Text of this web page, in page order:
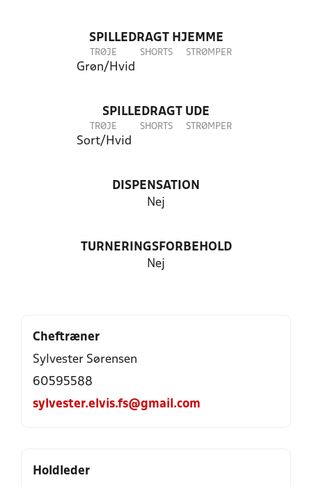
SPILLEDRAGT HJEMME
TRØJE
Grøn/Hvid
SHORTS STRØMPER
SPILLEDRAGT UDE
TRØJE
Sort/Hvid
SHORTS STRØMPER
DISPENSATION
Nej
TURNERINGSFORBEHOLD
Nej
Cheftræner
Sylvester Sørensen
60595588
sylvester.elvis.fs@gmail.com
Holdleder